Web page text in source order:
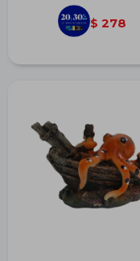
$ 278